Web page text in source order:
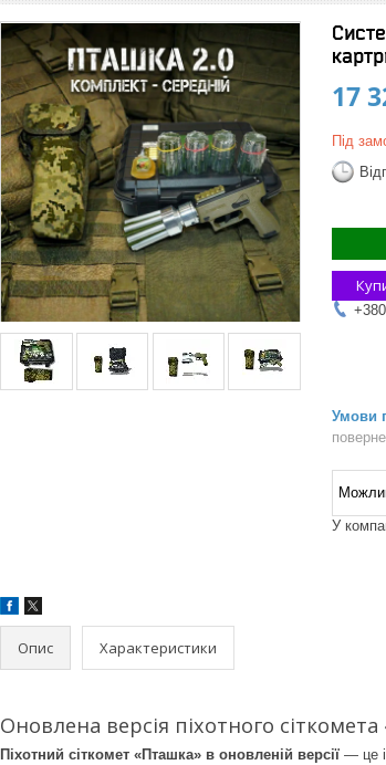
17
Під
У
Опис Характеристики
Оновлена версія піхотного
Піхотний сіткомет «Пташка» в оновленій версії — це